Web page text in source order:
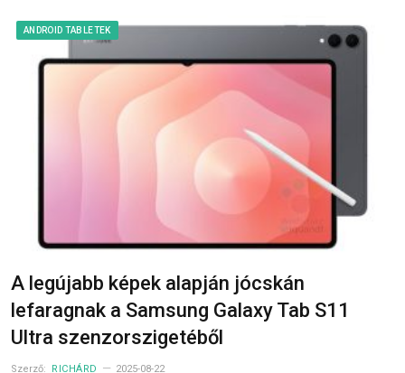
ANDROID TABLETEK
A legújabb képek alapján jócskán
lefaragnak a Samsung Galaxy Tab S11
Ultra szenzorszigetéből
Szerző: RICHÁRD 2025-08-22